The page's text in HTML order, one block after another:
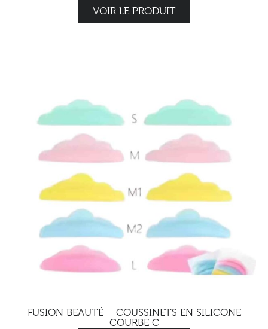
VOIR LE PRODUIT
FUSION BEAUTÉ – COUSSINETS EN SILICONE
COURBE C